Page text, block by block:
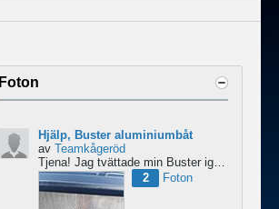
Foton
Hjälp, Buster aluminiumbåt
av Teamkågeröd
Tjena! Jag tvättade min Buster igår med ett medel för aluminiumbåtar och nu blev ytan konstig/flammig...
2
Foton